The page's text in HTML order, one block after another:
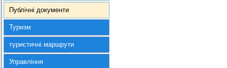
Публічні документи
Туризм
туристичні маршрути
Управління